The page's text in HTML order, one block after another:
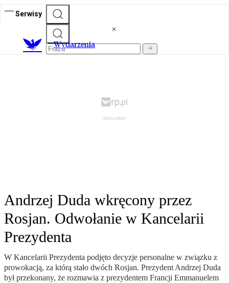
Serwisy
Wydarzenia
Andrzej Duda wkręcony przez
Rosjan. Odwołanie w Kancelarii
Prezydenta
W Kancelarii Prezydenta podjęto decyzje personalne w związku z
prowokacją, za którą stało dwóch Rosjan. Prezydent Andrzej Duda
był przekonany, że rozmawia z prezydentem Francji Emmanuelem